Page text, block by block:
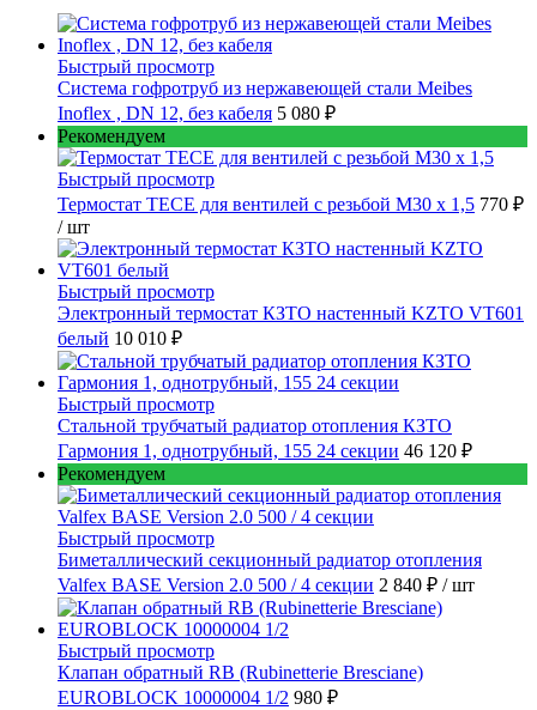
Быстрый просмотр
Cистема гофротруб из нержавеющей стали Meibes
Inoflex , DN 12, без кабеля 5 080 ₽
Рекомендуем
Быстрый просмотр
Термостат TECE для вентилей с резьбой М30 х 1,5 770 ₽
/ шт
Быстрый просмотр
Электронный термостат КЗТО настенный KZTO VT601
белый 10 010 ₽
Быстрый просмотр
Стальной трубчатый радиатор отопления КЗТО
Гармония 1, однотрубный, 155 24 секции 46 120 ₽
Рекомендуем
Быстрый просмотр
Биметаллический секционный радиатор отопления
Valfex BASE Version 2.0 500 / 4 секции 2 840 ₽ / шт
Быстрый просмотр
Клапан обратный RB (Rubinetterie Bresciane)
EUROBLOCK 10000004 1/2 980 ₽